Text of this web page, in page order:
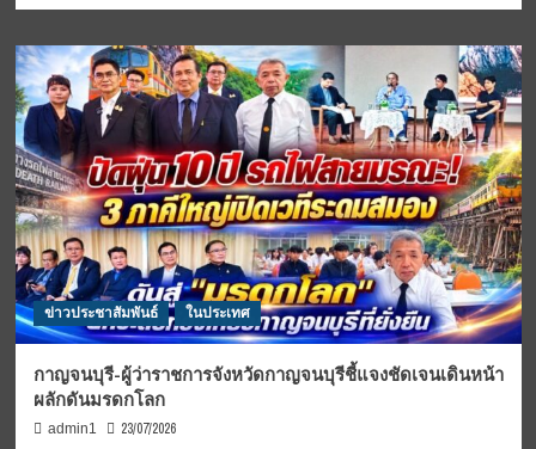
ข่าวประชาสัมพันธ์ ในประเทศ
กาญจนบุรี-ผู้ว่าราชการจังหวัดกาญจนบุรีชี้แจงชัดเจนเดินหน้า
ผลักดันมรดกโลก
admin1 23/07/2026